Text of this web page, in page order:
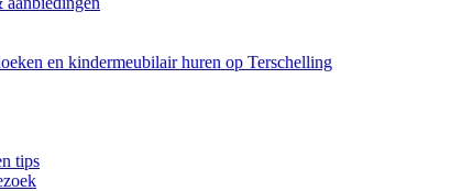
en kindermeubilair huren op Terschelling
tips